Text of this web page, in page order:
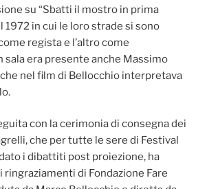
su “Sbatti il mostro in prima
1972 in cui le loro strade si sono
regista e l’altro come
sala era presente anche Massimo
nel film di Bellocchio interpretava
con la cerimonia di consegna dei
che per tutte le sere di Festival
i dibattiti post proiezione, ha
ringraziamenti di Fondazione Fare